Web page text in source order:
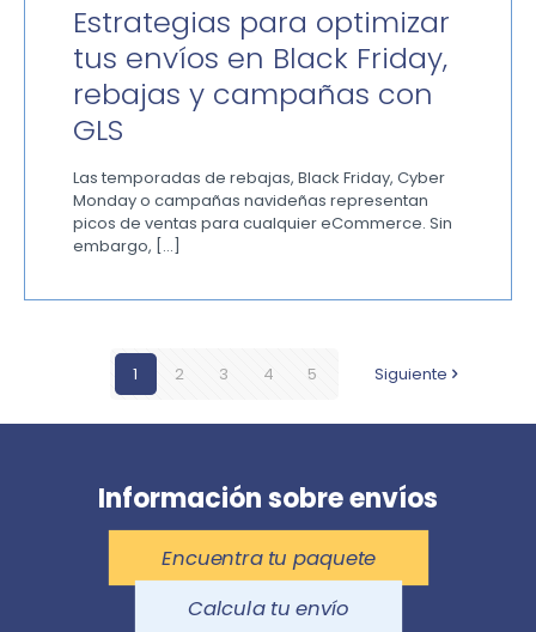
Estrategias para optimizar
tus envíos en Black Friday,
rebajas y campañas con
GLS
Las temporadas de rebajas, Black Friday, Cyber
Monday o campañas navideñas representan
picos de ventas para cualquier eCommerce. Sin
embargo, […]
1 2 3 4 5 Siguiente
Información sobre envíos
Encuentra tu paquete
Calcula tu envío